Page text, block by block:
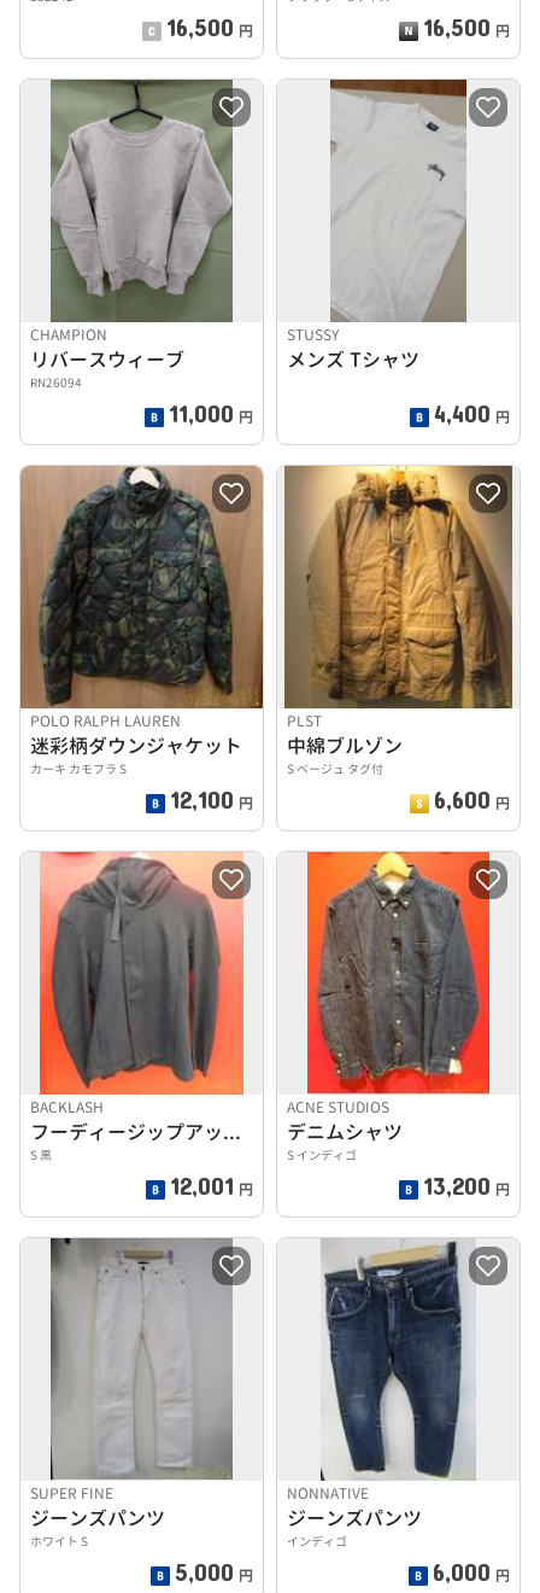
16,500 円 16,500 円
CHAMPION
リバースウィーブ
RN26094
11,000 円
STUSSY
メンズ Tシャツ
4,400 円
POLO RALPH LAUREN
迷彩柄ダウンジャケット
カーキ カモフラ S
12,100 円
PLST
中綿ブルゾン
S ベージュ タグ付
6,600 円
BACKLASH
フーディージップアップパーカー
S 黒
12,001 円
ACNE STUDIOS
デニムシャツ
S インディゴ
13,200 円
SUPER FINE
ジーンズパンツ
ホワイト S
5,000 円
NONNATIVE
ジーンズパンツ
インディゴ
6,000 円